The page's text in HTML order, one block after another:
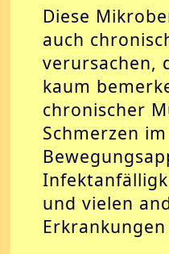
Diese
auch
verursachen,
kaum
chronischer
Schmerzen im
und vielen